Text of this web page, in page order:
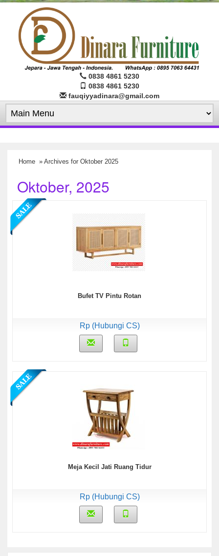
0838 4861 5230
0838 4861 5230
fauqiyyadinara@gmail.com
Home » Archives for Oktober 2025
Oktober, 2025
Bufet TV Pintu Rotan
Rp (Hubungi CS)
Meja Kecil Jati Ruang Tidur
Rp (Hubungi CS)